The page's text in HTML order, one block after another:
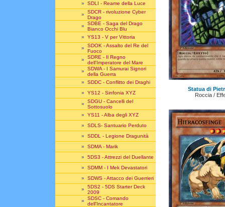
» SDLI - Reame della Luce
» SDCR - rivoluzione Cyber
Drago
» SDBE - Saga del Drago
Bianco Occhi Blu
» YS13 - V per Vittoria
» SDOK - Assalto del Re del
Fuoco
» SDRE - Il Regno
dell'Imperatore del Mare
» SDWA - I Samurai Signori
della Guerra
» SDDC - Conflitto dei Draghi
» YS12 - Sinfonia XYZ
» SDGU - Cancelli del
Sottosuolo
» YS11 - Alba degli XYZ
» SDLS- Santuario Perduto
» SDDL - Legione Dragunità
» SDMA - Marik
» 5DS3 - Attrezzi del Duellante
» SDMM - I Mek Devastatori
» SDWS - Attacco dei Guerrieri
» 5DS2 - 5DS Starter Deck
2009
» SDSC - Comando
dell'Incantatore
Statua di
Roccia /